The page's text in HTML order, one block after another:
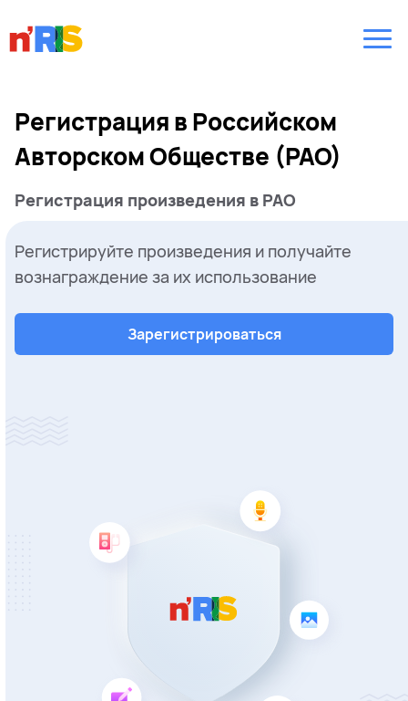
Регистрация в Российском
Авторском Обществе (РАО)
Регистрация произведения в РАО
Регистрируйте произведения и получайте
вознаграждение за их использование
Зарегистрироваться